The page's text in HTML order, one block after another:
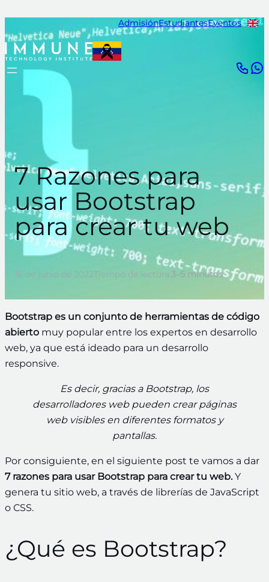
contenido
AdmisiónEstudiantesEventos
7 Razones para
usar Bootstrap
para crear tu web
16 de junio de 2022Tiempo de lectura:3–5 minutos
Bootstrap es un conjunto de herramientas de código
abierto muy popular entre los expertos en desarrollo
web, ya que está ideado para un desarrollo
responsive.
Es decir, gracias a Bootstrap, los
desarrolladores web pueden crear páginas
web visibles en diferentes formatos y
pantallas.
Por consiguiente, en el siguiente post te vamos a dar
7 razones para usar Bootstrap para crear tu web.Y
genera tu sitio web, a través de librerías de JavaScript
o CSS.
¿Qué es Bootstrap?